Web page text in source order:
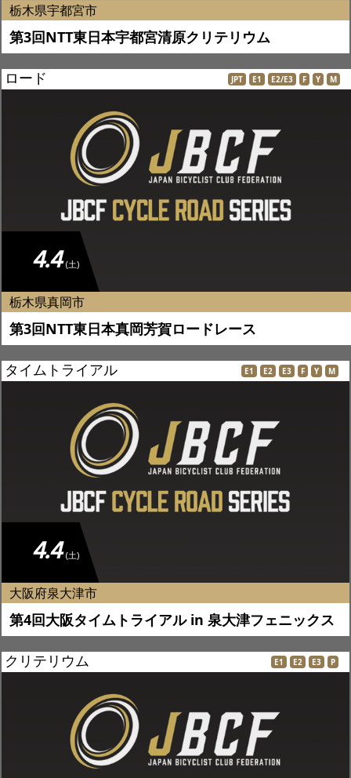
栃木県宇都宮市
第3回NTT東日本宇都宮清原クリテリウム
ロード JPT E1 E2/E3 F Y M
4.4 (土)
栃木県真岡市
第3回NTT東日本真岡芳賀ロードレース
タイムトライアル E1 E2 E3 F Y M
4.4 (土)
大阪府泉大津市
第4回大阪タイムトライアル in 泉大津フェニックス
クリテリウム E1 E2 E3 P